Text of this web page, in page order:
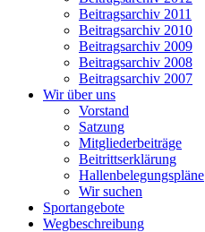
Beitragsarchiv 2011
Beitragsarchiv 2010
Beitragsarchiv 2009
Beitragsarchiv 2008
Beitragsarchiv 2007
Wir über uns
Vorstand
Satzung
Mitgliederbeiträge
Beitrittserklärung
Hallenbelegungspläne
Wir suchen
Sportangebote
Wegbeschreibung